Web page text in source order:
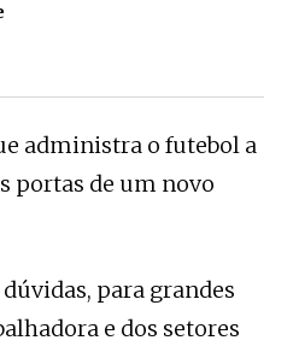
administra o futebol a
portas de um novo
para grandes
e dos setores